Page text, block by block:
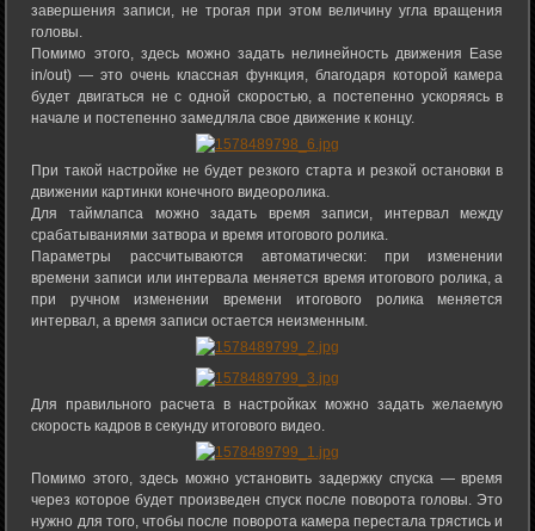
завершения записи, не трогая при этом величину угла вращения
головы.
Помимо этого, здесь можно задать нелинейность движения Ease
in/out) — это очень классная функция, благодаря которой камера
будет двигаться не с одной скоростью, а постепенно ускоряясь в
начале и постепенно замедляла свое движение к концу.
При такой настройке не будет резкого старта и резкой остановки в
движении картинки конечного видеоролика.
Для таймлапса можно задать время записи, интервал между
срабатываниями затвора и время итогового ролика.
Параметры рассчитываются автоматически: при изменении
времени записи или интервала меняется время итогового ролика, а
при ручном изменении времени итогового ролика меняется
интервал, а время записи остается неизменным.
Для правильного расчета в настройках можно задать желаемую
скорость кадров в секунду итогового видео.
Помимо этого, здесь можно установить задержку спуска — время
через которое будет произведен спуск после поворота головы. Это
нужно для того, чтобы после поворота камера перестала трястись и